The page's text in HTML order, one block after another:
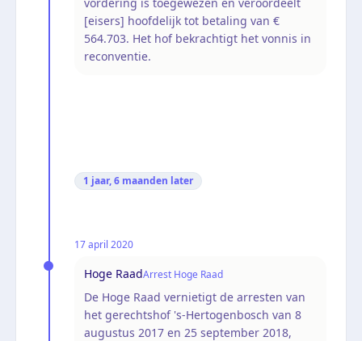
[eisers] hoofdelijk tot betaling van €
564.703. Het hof bekrachtigt het vonnis in
reconventie.
1 jaar, 6 maanden later
17 april 2020
Hoge RaadArrest Hoge Raad
De Hoge Raad vernietigt de arresten van
het gerechtshof 's-Hertogenbosch van 8
augustus 2017 en 25 september 2018,